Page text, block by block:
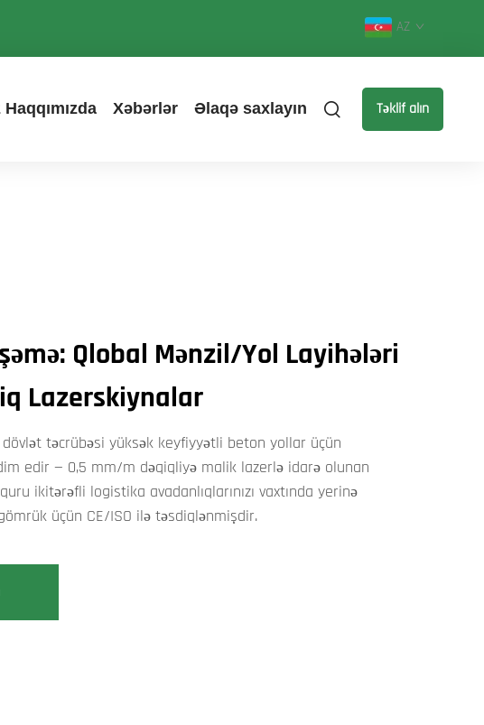
AZ
Haqqımızda Xəbərlər Əlaqə saxlayın Təklif alın
Qlobal Mənzil/Yol Layihələri
Lazerskiynalar
təcrübəsi yüksək keyfiyyətli beton yollar üçün
edir — 0,5 mm/m dəqiqliyə malik lazerlə idarə olunan
ikitərəfli logistika avadanlıqlarınızı vaxtında yerinə
üçün CE/ISO ilə təsdiqlənmişdir.